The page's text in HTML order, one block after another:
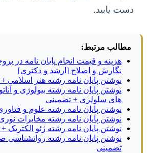
دست یابید.
مطالب مرتبط:
هزینه و قیمت انجام پایان نامه در
نگارش و اصلاح [ارشد و دکتری]
نوشتن پایان نامه رشته هنر اسلامی
نوشتن پایان نامه رشته بیولوژی و
های سلولزی + تضمینی
نوشتن پایان نامه رشته علوم و
نوشتن پایان نامه رشته مخابرات
نوشتن پایان نامه رشته ژئو الکتریک
نوشتن پایان نامه رشته روانشناسی
تضمینی